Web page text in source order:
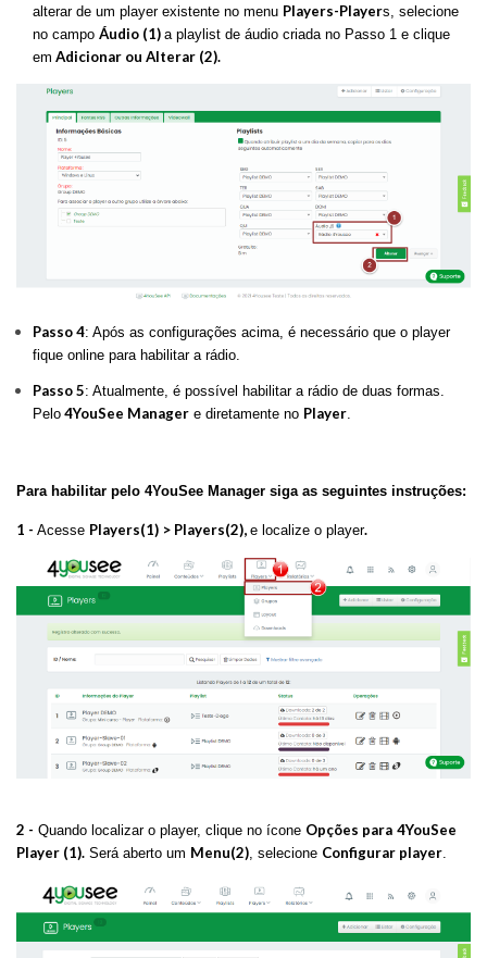
alterar de um player existente no menu Players-Players, selecione
no campo Áudio (1) a playlist de áudio criada no Passo 1 e clique
em Adicionar ou Alterar (2).
Passo 4: Após as configurações acima, é necessário que o player
fique online para habilitar a rádio.
Passo 5: Atualmente, é possível habilitar a rádio de duas formas.
Pelo 4YouSee Manager e diretamente no Player.
Para habilitar pelo 4YouSee Manager siga as seguintes instruções:
1 - Acesse Players(1) > Players(2), e localize o player.
2 - Quando localizar o player, clique no ícone Opções para 4YouSee
Player (1). Será aberto um Menu(2) , selecione Configurar player